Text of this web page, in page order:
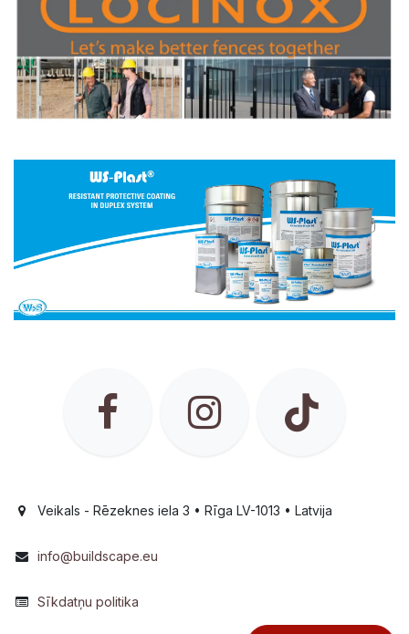
Veikals - Rēzeknes iela 3 • Rīga LV-1013 • Latvija
info@buildscape.eu
Sīkdatņu politika